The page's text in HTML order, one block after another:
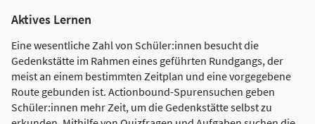
Aktives Lernen
Eine wesentliche Zahl von Schüler:innen besucht die
Gedenkstätte im Rahmen eines geführten Rundgangs, der
meist an einem bestimmten Zeitplan und eine vorgegebene
Route gebunden ist. Actionbound-Spurensuchen geben
Schüler:innen mehr Zeit, um die Gedenkstätte selbst zu